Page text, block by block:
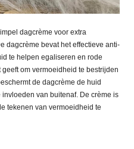
dagcrème voor extra
dagcrème bevat het effectieve anti-
te helpen egaliseren en rode
om vermoeidheid te bestrijden
de dagcrème de huid
van buitenaf. De crème is
tekenen van vermoeidheid te